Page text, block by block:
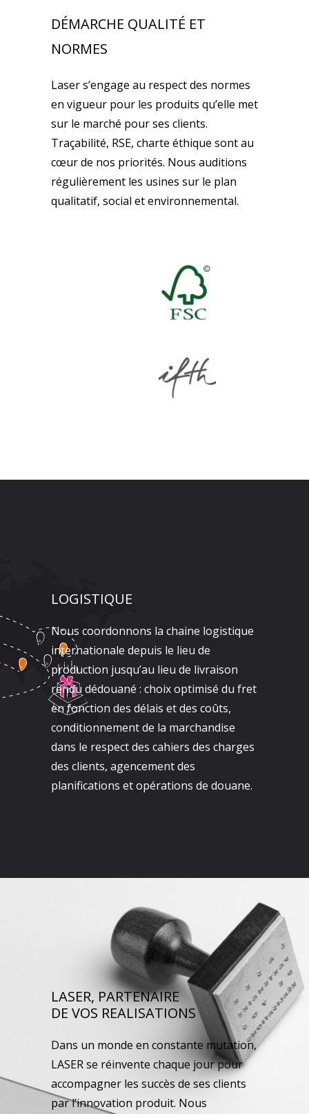
DÉMARCHE QUALITÉ ET
NORMES
Laser s’engage au respect des normes
en vigueur pour les produits qu’elle met
sur le marché pour ses clients.
Traçabilité, RSE, charte éthique sont au
cœur de nos priorités. Nous auditions
régulièrement les usines sur le plan
qualitatif, social et environnemental.
LOGISTIQUE
Nous coordonnons la chaine logistique
internationale depuis le lieu de
production jusqu’au lieu de livraison
rendu dédouané : choix optimisé du fret
en fonction des délais et des coûts,
conditionnement de la marchandise
dans le respect des cahiers des charges
des clients, agencement des
planifications et opérations de douane.
LASER, PARTENAIRE
DE VOS REALISATIONS
Dans un monde en constante mutation,
LASER se réinvente chaque jour pour
accompagner les succès de ses clients
par l’innovation produit. Nous